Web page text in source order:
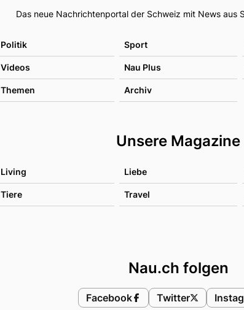
Footer
Das neue Nachrichtenportal der Schweiz mit News aus
Politik Sport
Videos Nau Plus
Themen Archiv
Unsere Magazine
Living Liebe
Tiere Travel
Nau.ch folgen
Facebook Twitter